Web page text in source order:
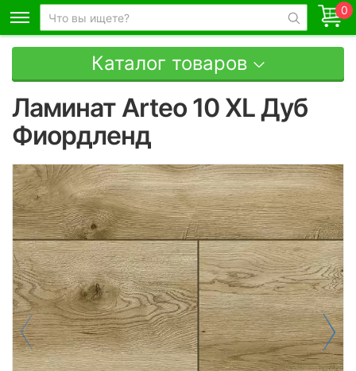
0
Каталог товаров
Ламинат Arteo 10 XL Дуб
Фиордленд